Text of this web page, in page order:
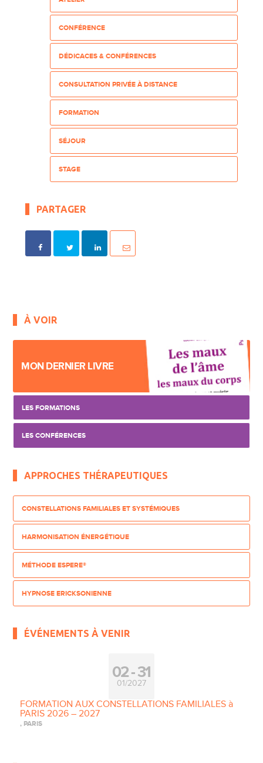
CONFÉRENCE
DÉDICACES & CONFÉRENCES
CONSULTATION PRIVÉE À DISTANCE
FORMATION
SÉJOUR
STAGE
PARTAGER
À VOIR
MON DERNIER LIVRE
LES FORMATIONS
LES CONFÉRENCES
APPROCHES THÉRAPEUTIQUES
CONSTELLATIONS FAMILIALES ET SYSTÉMIQUES
HARMONISATION ÉNERGÉTIQUE
MÉTHODE ESPERE®
HYPNOSE ERICKSONIENNE
ÉVÉNEMENTS À VENIR
02 31
01/2027
FORMATION AUX CONSTELLATIONS FAMILIALES à
PARIS 2026 – 2027
, PARIS